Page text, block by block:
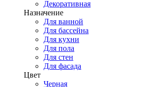
Декоративная
Назначение
Для ванной
Для бассейна
Для кухни
Для пола
Для стен
Для фасада
Цвет
Черная